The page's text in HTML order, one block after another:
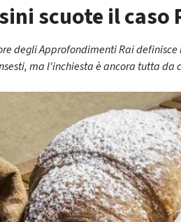
scuote il caso
degli Approfondimenti Rai
ma l'inchiesta è ancora tutta da